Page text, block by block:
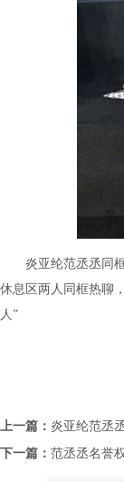
炎亚纶范丞丞同框
休息区两人同框热聊
人”
上一篇： 炎亚纶范丞
下一篇： 范丞丞名誉